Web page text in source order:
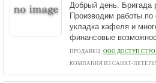
Добрый день. Бригада
Производим работы по
укладка кафеля и
финансовые
ПРОДАВЕЦ: ООО ДОСТУП
КОМПАНИЯ ИЗ САНКТ-